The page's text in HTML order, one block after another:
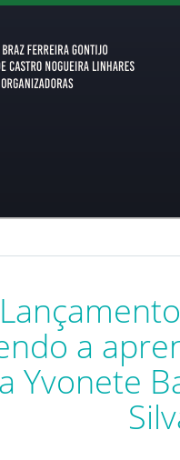
a
Yvonete